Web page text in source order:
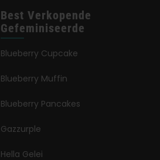
Best Verkopende
Gefeminiseerde
Blueberry Cupcake
Blueberry Muffin
Blueberry Pancakes
Gazzurple
Hella Gelei